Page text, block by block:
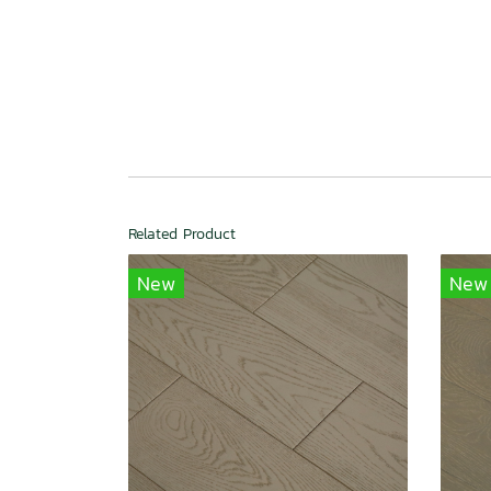
Related Product
New New